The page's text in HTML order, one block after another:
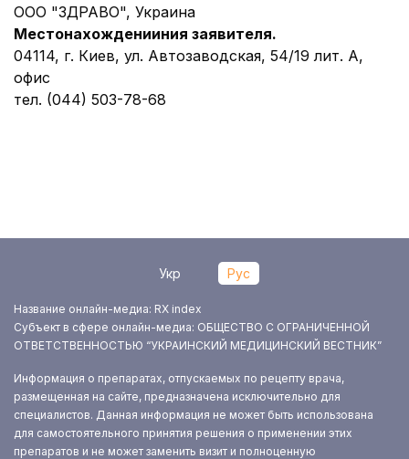
ООО "ЗДРАВО", Украина
Местонахожденииния заявителя.
04114, г. Киев, ул. Автозаводская, 54/19 лит. А,
офис
тел. (044) 503-78-68
Укр Рус
Название онлайн-медиа: RX index
Субъект в сфере онлайн-медиа: ОБЩЕСТВО С ОГРАНИЧЕННОЙ
ОТВЕТСТВЕННОСТЬЮ “УКРАИНСКИЙ МЕДИЦИНСКИЙ ВЕСТНИК”
Информация о препаратах, отпускаемых по рецепту врача,
размещенная на сайте, предназначена исключительно для
специалистов. Данная информация не может быть использована
для самостоятельного принятия решения о применении этих
препаратов и не может заменить визит и полноценную